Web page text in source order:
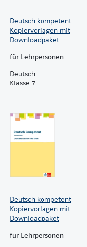
Deutsch kompetent
Kopiervorlagen mit
Downloadpaket
für Lehrpersonen
Deutsch
Klasse 7
Deutsch kompetent
Kopiervorlagen mit
Downloadpaket
für Lehrpersonen